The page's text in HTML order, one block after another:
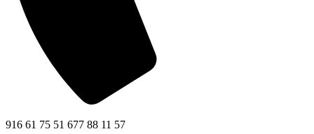
916 61 75 51 677 88 11 57